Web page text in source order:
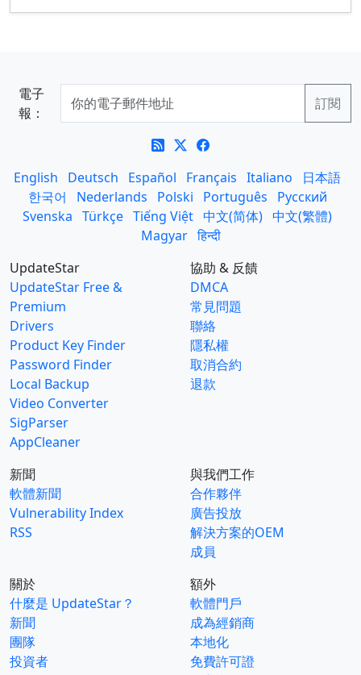
電子
報：
English Deutsch Español Français Italiano
日本語
한국어
Nederlands Polski Português
Русский
Svenska Türkçe Tiếng Việt 中文(简体) 中文(繁體)
Magyar हिन्दी
UpdateStar
UpdateStar Free &
Premium
Drivers
Product Key Finder
Password Finder
Local Backup
Video Converter
SigParser
AppCleaner
協助 & 反饋
DMCA
常見問題
聯絡
隱私權
取消合約
退款
新聞
軟體新聞
Vulnerability Index
RSS
與我們工作
合作夥伴
廣告投放
解決方案的OEM
成員
關於
什麼是 UpdateStar？
新聞
團隊
投資者
額外
軟體門戶
成為經銷商
本地化
免費許可證